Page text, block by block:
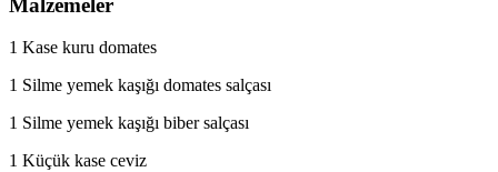
1 Kase kuru domates
1 Silme yemek kaşığı domates salçası
1 Silme yemek kaşığı biber salçası
1 Küçük kase ceviz